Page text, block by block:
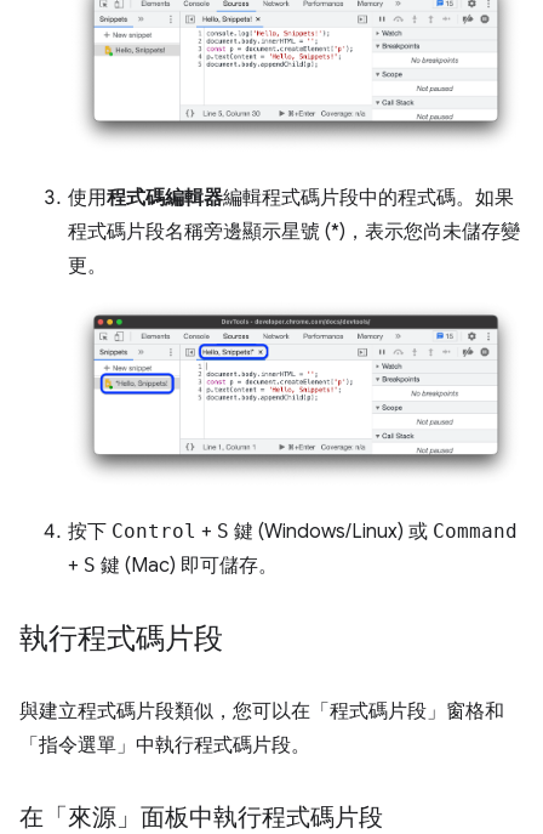
使用程式碼編輯器編輯程式碼片段中的程式碼。如果
程式碼片段名稱旁邊顯示星號 (*)，表示您尚未儲存變
更。
按下 Control + S 鍵 (Windows/Linux) 或 Command
+ S 鍵 (Mac) 即可儲存。
執行程式碼片段
與建立程式碼片段類似，您可以在「程式碼片段」 窗格和
「指令選單」 中執行程式碼片段。
在「來源」面板中執行程式碼片段